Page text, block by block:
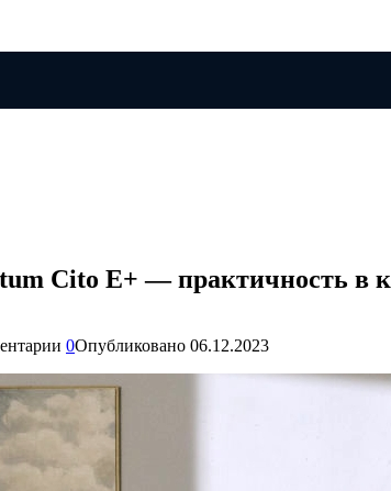
Cito E+ — практичность в
0Опубликовано 06.12.2023